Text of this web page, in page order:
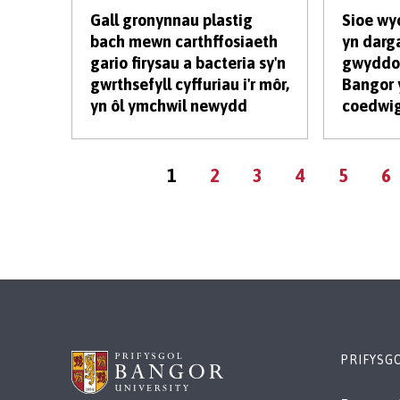
Gall gronynnau plastig
bach mewn carthffosiaeth
gario firysau a bacteria sy'n
gwrthsefyll cyffuriau i'r môr,
yn ôl ymchwil newydd
Sioe
yn
Bangor
Tudalen
1 Page
2 Page
3 Page
4 Page
5 6